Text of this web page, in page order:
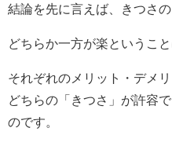
結論を先に言えば、きつさ
どちらか一方が楽というこ
それぞれのメリット・デメ
どちらの「きつさ」が許容
のです。